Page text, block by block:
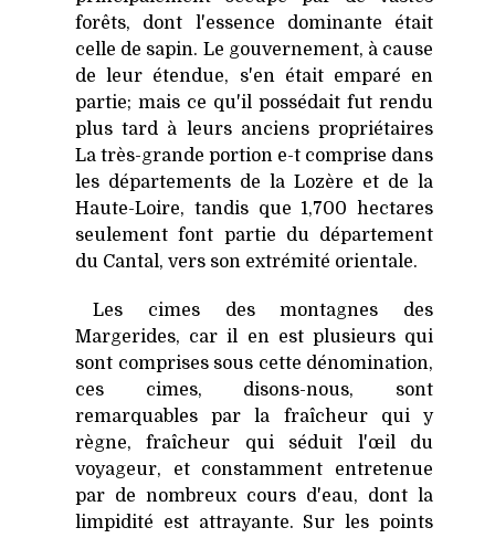
forêts, dont l'essence dominante était
celle de sapin. Le gouvernement, à cause
de leur étendue, s'en était emparé en
partie; mais ce qu'il possédait fut rendu
plus tard à leurs anciens propriétaires
La très-grande portion e-t comprise dans
les départements de la Lozère et de la
Haute-Loire, tandis que 1,700 hectares
seulement font partie du département
du Cantal, vers son extrémité orientale.
Les cimes des montagnes des
Margerides, car il en est plusieurs qui
sont comprises sous cette dénomination,
ces cimes, disons-nous, sont
remarquables par la fraîcheur qui y
règne, fraîcheur qui séduit l'œil du
voyageur, et constamment entretenue
par de nombreux cours d'eau, dont la
limpidité est attrayante. Sur les points